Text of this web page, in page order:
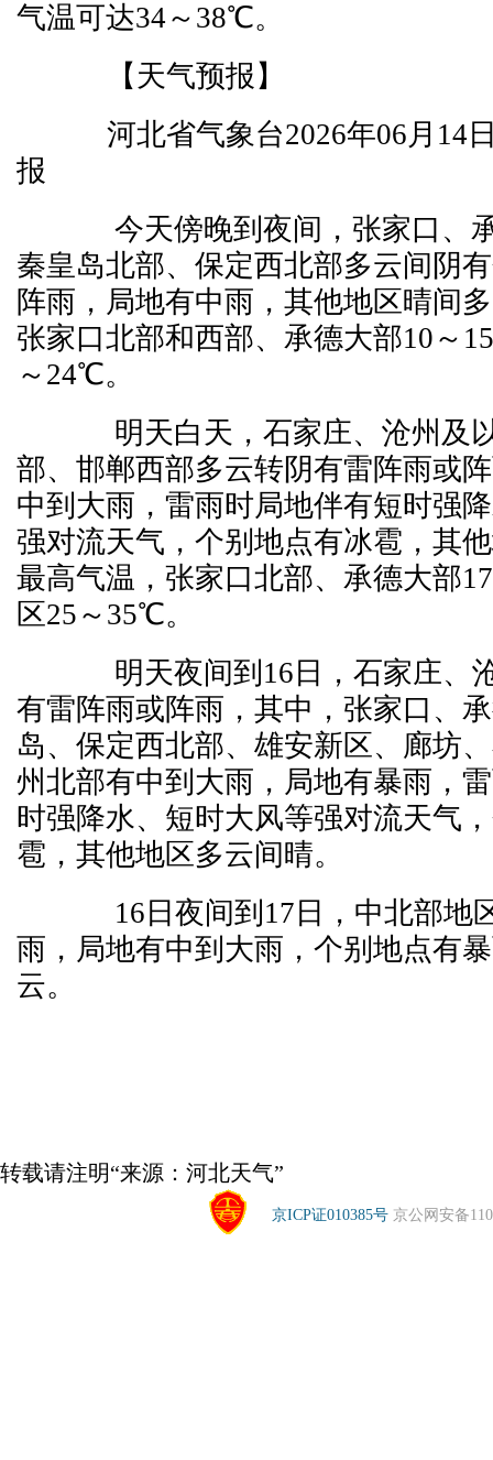
气温可达34～38℃。
【天气预报】
河北省气象台2026年06月14
报
今天傍晚到夜间，张家口、
秦皇岛北部、保定西北部多云间阴
阵雨，局地有中雨，其他地区晴间
张家口北部和西部、承德大部10～
～24℃。
明天白天，石家庄、沧州及
部、邯郸西部多云转阴有雷阵雨或
中到大雨，雷雨时局地伴有短时强
强对流天气，个别地点有冰雹，其
最高气温，张家口北部、承德大部
区25～35℃。
明天夜间到16日，石家庄、
有雷阵雨或阵雨，其中，张家口、
岛、保定西北部、雄安新区、廊坊
州北部有中到大雨，局地有暴雨，
时强降水、短时大风等强对流天气
雹，其他地区多云间晴。
16日夜间到17日，中北部地
雨，局地有中到大雨，个别地点有
云。
转载请注明“来源：河北天气”
京ICP证010385号 京公网安备